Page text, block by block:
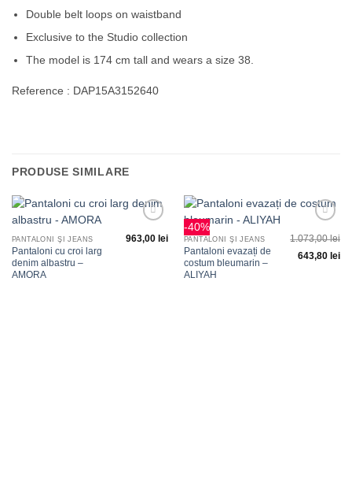
Double belt loops on waistband
Exclusive to the Studio collection
The model is 174 cm tall and wears a size 38.
Reference : DAP15A3152640
PRODUSE SIMILARE
la
PANTALONI ŞI JEANS
Pantaloni cu croi larg
denim albastru –
AMORA
963,00 lei
-40%
la
PANTALONI ŞI JEANS
Pantaloni evazați de
costum bleumarin –
ALIYAH
1.073,00lei
643,80 lei